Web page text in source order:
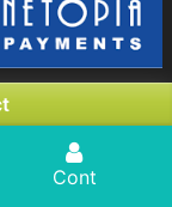
Cont
Drepturile